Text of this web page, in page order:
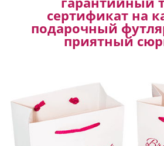
сертификат на
подарочный
приятный